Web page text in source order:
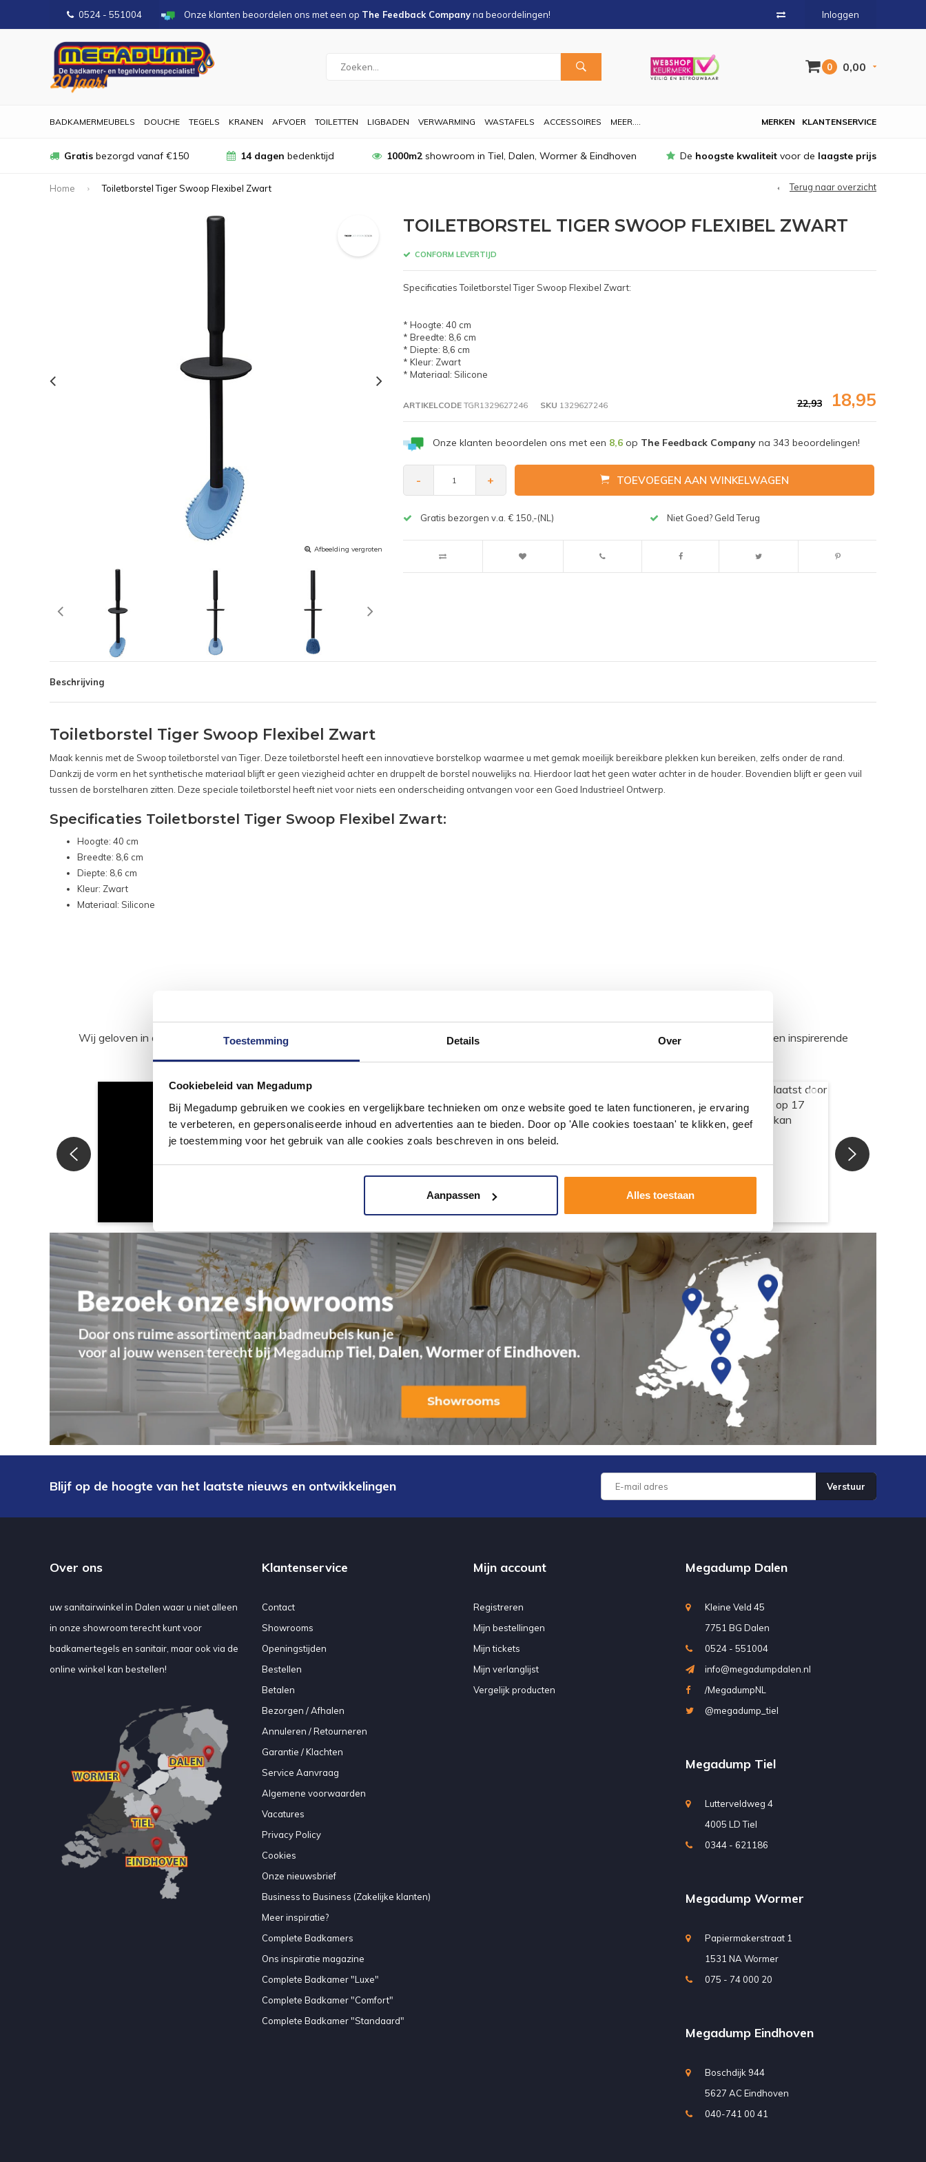
Toestemming Details Over
Cookiebeleid van Megadump
Bij Megadump gebruiken we cookies en vergelijkbare technieken om onze website goed te laten functioneren, je ervaring
te verbeteren, en gepersonaliseerde inhoud en advertenties aan te bieden. Door op 'Alle cookies toestaan' te klikken, geef
je toestemming voor het gebruik van alle cookies zoals beschreven in ons beleid.
Aanpassen Alles toestaan
0524 - 551004 Onze klanten beoordelen ons met een op The Feedback Companyna beoordelingen! Inloggen
0 0,00
BADKAMERMEUBELS DOUCHE TEGELS KRANEN AFVOER TOILETTEN LIGBADEN VERWARMING WASTAFELS ACCESSOIRES MEER.... KLANTENSERVICE
MERKEN
Gratis bezorgd vanaf €150 14 dagen bedenktijd 1000m2showroom in Tiel, Dalen, Wormer & Eindhoven De hoogste kwaliteit voor de laagste prijs
Home Toiletborstel Tiger Swoop Flexibel Zwart Terug naar overzicht
Afbeelding vergroten
TOILETBORSTEL TIGER SWOOP FLEXIBEL ZWART
CONFORM LEVERTIJD
Specificaties Toiletborstel Tiger Swoop Flexibel Zwart:
* Hoogte: 40 cm
* Breedte: 8,6 cm
* Diepte: 8,6 cm
* Kleur: Zwart
* Materiaal: Silicone
ARTIKELCODETGR1329627246 SKU 1329627246 22,93 18,95
Onze klanten beoordelen ons met een 8,6op The Feedback Companyna 343 beoordelingen!
- + TOEVOEGEN AAN WINKELWAGEN
Gratis bezorgen v.a. € 150,-(NL) Niet Goed? Geld Terug
Beschrijving
Toiletborstel Tiger Swoop Flexibel Zwart
Maak kennis met de Swoop toiletborstel van Tiger. Deze toiletborstel heeft een innovatieve borstelkop waarmee u met gemak moeilijk bereikbare plekken kun bereiken, zelfs onder de rand.
Dankzij de vorm en het synthetische materiaal blijft er geen viezigheid achter en druppelt de borstel nouwelijks na. Hierdoor laat het geen water achter in de houder. Bovendien blijft er geen vuil
tussen de borstelharen zitten. Deze speciale toiletborstel heeft niet voor niets een onderscheiding ontvangen voor een Goed Industrieel Ontwerp.
Specificaties Toiletborstel Tiger Swoop Flexibel Zwart:
Hoogte: 40 cm
Breedte: 8,6 cm
Diepte: 8,6 cm
Kleur: Zwart
Materiaal: Silicone
#mijndroombadkamer
Wij geloven in de kracht van delen. Deel jouw badkamer op Instagram met #mijndroombadkamer en tag @megadumpnl. Samen bouwen we een inspirerende
omgeving vol met unieke badkamerstijlen. Doe je mee?
Blijf op de hoogte van het laatste nieuws en ontwikkelingen Verstuur
Over ons
uw sanitairwinkel in Dalen waar u niet alleen
in onze showroom terecht kunt voor
badkamertegels en sanitair, maar ook via de
online winkel kan bestellen!
Klantenservice
Contact
Showrooms
Openingstijden
Bestellen
Betalen
Bezorgen / Afhalen
Annuleren / Retourneren
Garantie / Klachten
Service Aanvraag
Algemene voorwaarden
Vacatures
Privacy Policy
Cookies
Onze nieuwsbrief
Business to Business (Zakelijke klanten)
Meer inspiratie?
Complete Badkamers
Ons inspiratie magazine
Complete Badkamer "Luxe"
Complete Badkamer "Comfort"
Complete Badkamer "Standaard"
Mijn account
Registreren
Mijn bestellingen
Mijn tickets
Mijn verlanglijst
Vergelijk producten
Megadump Dalen
Kleine Veld 45
7751 BG Dalen
0524 - 551004
info@megadumpdalen.nl
/MegadumpNL
@megadump_tiel
Megadump Tiel
Lutterveldweg 4
4005 LD Tiel
0344 - 621186
Megadump Wormer
Papiermakerstraat 1
1531 NA Wormer
075 - 74 000 20
Megadump Eindhoven
Boschdijk 944
5627 AC Eindhoven
040-741 00 41